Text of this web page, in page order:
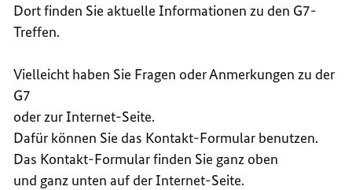
Dort finden Sie aktuelle Informationen zu den G7-
Treffen.
Vielleicht haben Sie Fragen oder Anmerkungen zu der
G7
oder zur Internet-Seite.
Dafür können Sie das Kontakt-Formular benutzen.
Das Kontakt-Formular finden Sie ganz oben
und ganz unten auf der Internet-Seite.